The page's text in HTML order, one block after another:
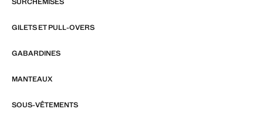
GILETS ET PULL-OVERS
GABARDINES
MANTEAUX
SOUS-VÊTEMENTS